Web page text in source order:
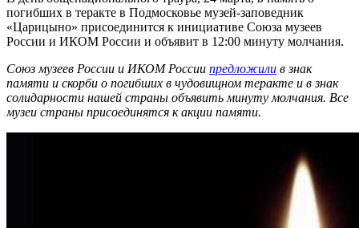
погибших в теракте в Подмосковье музей-заповедник
«Царицыно» присоединится к инициативе Союза музеев
России и ИКОМ России и объявит в 12:00 минуту молчания.
Союз музеев России и ИКОМ России предложили в знак
памяти и скорби о погибших в чудовищном теракте и в знак
солидарности нашей страны объявить минуту молчания. Все
музеи страны присоединятся к акции памяти.